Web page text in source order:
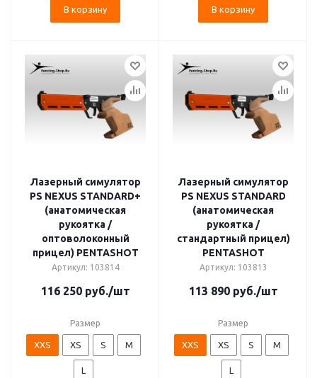
В корзину В корзину
Лазерный симулятор
PS NEXUS STANDARD+
(анатомическая
рукоятка /
оптоволоконный
прицел) PENTASHOT
Артикул: 103814
116 250руб./шт
Размер
XXS XS S M
L
Лазерный симулятор
PS NEXUS STANDARD
(анатомическая
рукоятка /
стандартный прицел)
PENTASHOT
Артикул: 103813
113 890руб./шт
Размер
XXS XS S M
L